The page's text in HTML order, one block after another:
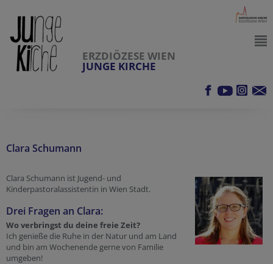
ERZDIÖZESE WIEN
JUNGE KIRCHE
Clara Schumann
Clara Schumann ist Jugend- und
Kinderpastoralassistentin in Wien Stadt.
Drei Fragen an Clara:
Wo verbringst du deine freie Zeit?
Ich genieße die Ruhe in der Natur und am Land
und bin am Wochenende gerne von Familie
umgeben!